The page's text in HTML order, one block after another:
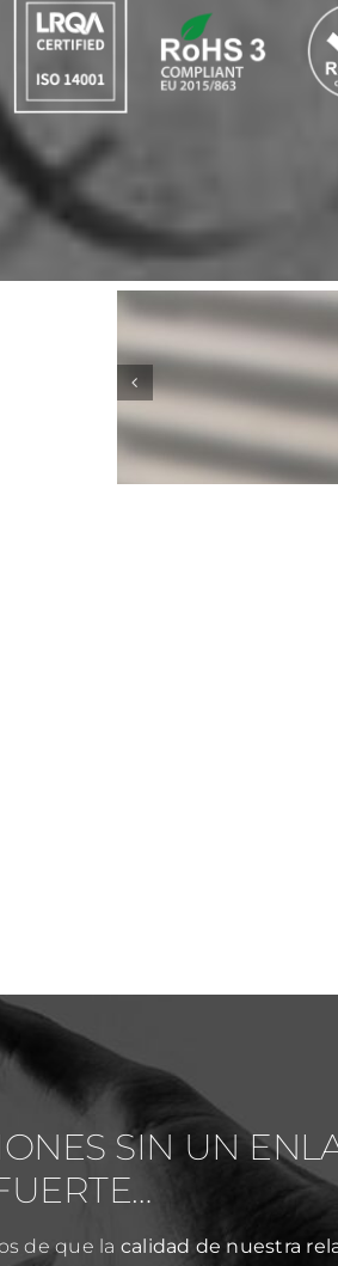
SIN UN
de que la calidad de nuestra